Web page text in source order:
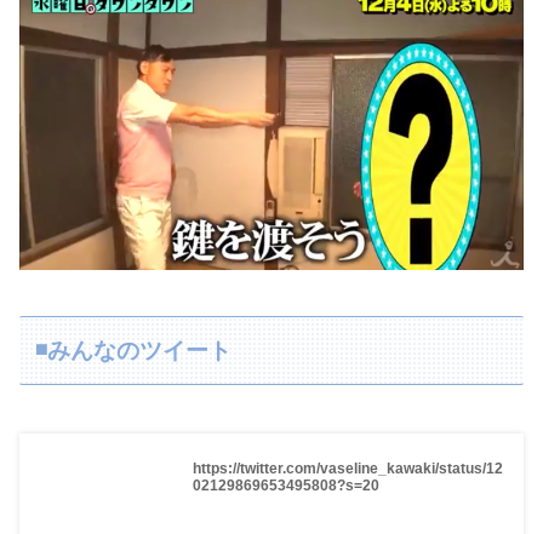
◾️みんなのツイート
https://twitter.com/vaseline_kawaki/status/12
02129869653495808?s=20